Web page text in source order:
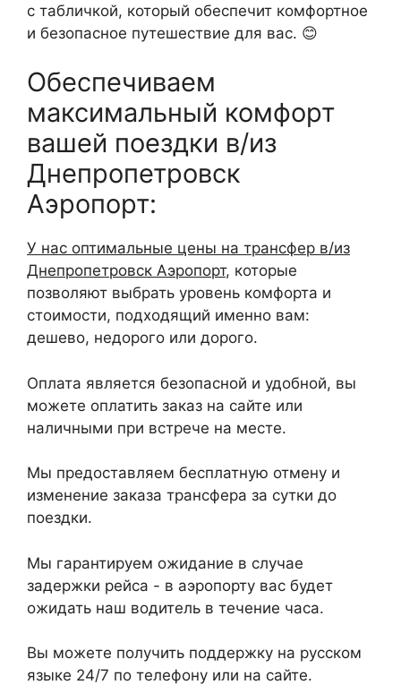
с табличкой, который обеспечит комфортное
и безопасное путешествие для вас. 😊
Обеспечиваем
максимальный комфорт
вашей поездки в/из
Днепропетровск
Аэропорт:
У нас оптимальные цены на трансфер в/из
Днепропетровск Аэропорт, которые
позволяют выбрать уровень комфорта и
стоимости, подходящий именно вам:
дешево, недорого или дорого.
Оплата является безопасной и удобной, вы
можете оплатить заказ на сайте или
наличными при встрече на месте.
Мы предоставляем бесплатную отмену и
изменение заказа трансфера за сутки до
поездки.
Мы гарантируем ожидание в случае
задержки рейса - в аэропорту вас будет
ожидать наш водитель в течение часа.
Вы можете получить поддержку на русском
языке 24/7 по телефону или на сайте.